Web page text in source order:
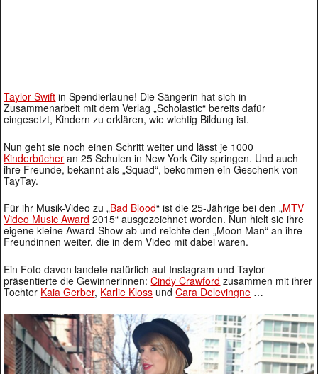
Taylor Swift in Spendierlaune! Die Sängerin hat sich in
Zusammenarbeit mit dem Verlag „Scholastic“ bereits dafür
eingesetzt, Kindern zu erklären, wie wichtig Bildung ist.
Nun geht sie noch einen Schritt weiter und lässt je 1000
Kinderbücher an 25 Schulen in New York City springen. Und auch
ihre Freunde, bekannt als „Squad“, bekommen ein Geschenk von
TayTay.
Für ihr Musik-Video zu „Bad Blood“ ist die 25-Jährige bei den „MTV
Video Music Award 2015“ ausgezeichnet worden. Nun hielt sie ihre
eigene kleine Award-Show ab und reichte den „Moon Man“ an ihre
Freundinnen weiter, die in dem Video mit dabei waren.
Ein Foto davon landete natürlich auf Instagram und Taylor
präsentierte die Gewinnerinnen:Cindy Crawford zusammen mit ihrer
Tochter Kaia Gerber, Karlie Kloss undCara Delevingne …